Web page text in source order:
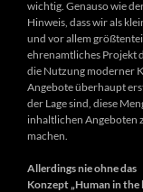
wichtig. Genauso wie
Hinweis, dass wir als
und vor allem
ehrenamtliches Projekt
die Nutzung moderner
Angebote überhaupt
der Lage sind, diese
inhaltlichen Angeboten
machen.
Allerdings nie ohne das
Konzept „Human in the